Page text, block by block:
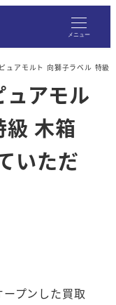
メニュー
ュアモルト 向獅子ラベル 特級
アモル
級 木箱
いただ
プンした買取